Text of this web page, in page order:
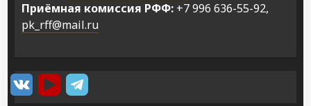
Приёмная комиссия РФФ: +7 996 636-55-92,
pk_rff@mail.ru